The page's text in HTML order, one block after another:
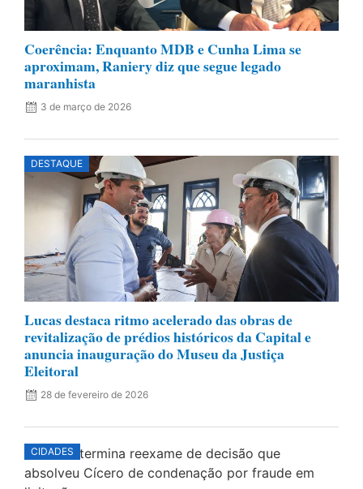
Coerência: Enquanto MDB e Cunha Lima se
aproximam, Raniery diz que segue legado
maranhista
3 de março de 2026
DESTAQUE
Lucas destaca ritmo acelerado das obras de
revitalização de prédios históricos da Capital e
anuncia inauguração do Museu da Justiça
Eleitoral
28 de fevereiro de 2026
CIDADES